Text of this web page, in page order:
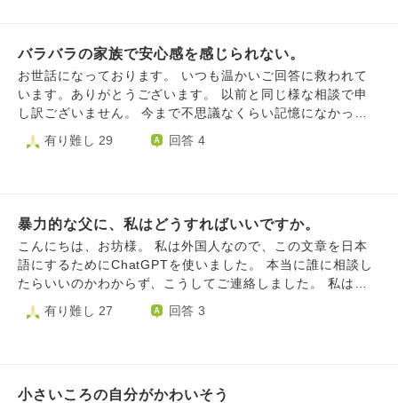
かのように話してきます。「わたしたちは何もなくて平和よ
ね」だそうです。
バラバラの家族で安心感を感じられない。
お世話になっております。 いつも温かいご回答に救われて
います。ありがとうございます。 以前と同じ様な相談で申
し訳ございません。 今まで不思議なくらい記憶になかった
子供の頃のことを毎日思い出して辛いです。 母と父には感
謝しています。家族もみんな辛い思いをしていて大変だっ
ません。 母に豚と呼ばれたこと。叩かれたり蹴られたりし
たこと。包丁を持たされて、「私（母）を刺せ」と言われた
こと。 養育不全で子供の私を朝まで飲み屋に連れていった
り、500円玉を机に置いて頻繁に夜遊びに行っていたこと。
で、私をゲームセンターに何時間も放置したこと。 兄から
も小学一年生の頃性被害を受けたり、いろいろありました。
有り難し 29 回答 4
暴力的な父に、私はどうすればいいですか。
こんにちは、お坊様。 私は外国人なので、この文章を日本
語にするためにChatGPTを使いました。 本当に誰に相談し
たらいいのかわからず、こうしてご連絡しました。 私は今
年28歳の女性で、今は両親と妹と一緒に暮らしています。
父はとても短気で、怒りやすい性格です。怒ると自分の言動
頃、父は怒るたびに母や私たち兄弟をよく叩いていました。
有り難し 27 回答 3
小さいころの自分がかわいそう